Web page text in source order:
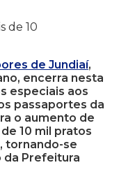
de 10
de Jundiaí,
encerra nesta
especiais aos
passaportes da
o aumento de
10 mil pratos
tornando-se
da Prefeitura